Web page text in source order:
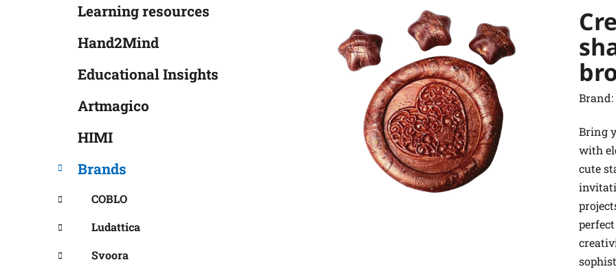
categories
Learning resources
Hand2Mind
Educational Insights
Artmagico
HIMI
Brands
COBLO
Ludattica
Svoora
Brand:
Bring
with
cute